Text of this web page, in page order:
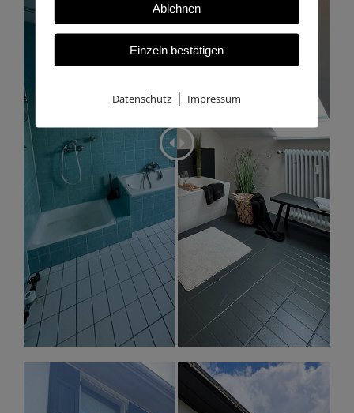
Ablehnen
Einzeln bestätigen
Datenschutz | Impressum